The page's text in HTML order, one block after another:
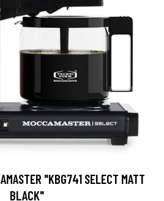
"KBG741 SELECT MATT
BLACK"